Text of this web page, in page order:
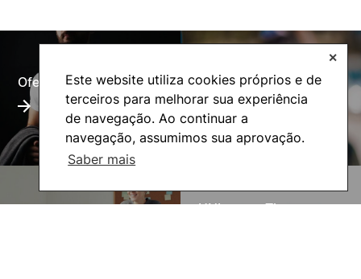
Este website utiliza cookies próprios e de
terceiros para melhorar sua experiência
de navegação. Ao continuar a
navegação, assumimos sua aprovação.
Saber mais
✕
Oferta Formativa Alumni
UNIgreen- The green